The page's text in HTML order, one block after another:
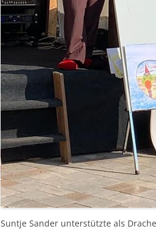
Suntje Sander unterstützte als